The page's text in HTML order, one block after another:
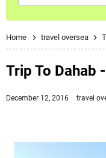
Home travel oversea
Trip To Dahab
December 12, 2016 travel